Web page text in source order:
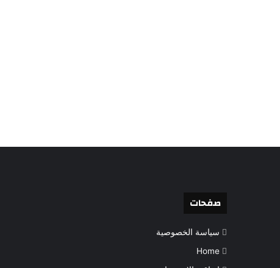
صفحات
سياسة الخصوصية
Home